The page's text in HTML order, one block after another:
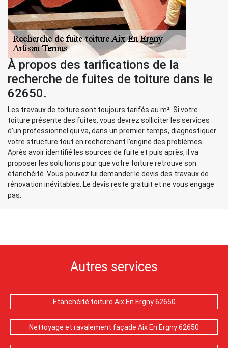
À propos des tarifications de la
recherche de fuites de toiture dans le
62650.
Les travaux de toiture sont toujours tarifés au m². Si votre
toiture présente des fuites, vous devrez solliciter les services
d’un professionnel qui va, dans un premier temps, diagnostiquer
votre structure tout en recherchant l’origine des problèmes.
Après avoir identifié les sources de fuite et puis après, il va
proposer les solutions pour que votre toiture retrouve son
étanchéité. Vous pouvez lui demander le devis des travaux de
rénovation inévitables. Le devis reste gratuit et ne vous engage
pas.
Autres services
Etanchéité toiture Aix En Ergny 62650
Nettoyage et ravalement façade Aix En Ergny 62650